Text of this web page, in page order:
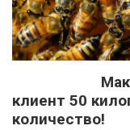
клиент 50
количество!